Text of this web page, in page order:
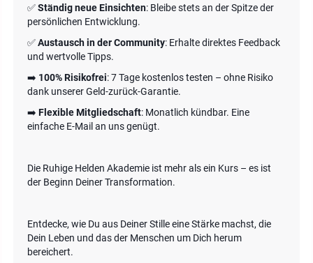
✅Ständig neue Einsichten: Bleibe stets an der Spitze der
persönlichen Entwicklung.
✅Austausch in der Community: Erhalte direktes Feedback
und wertvolle Tipps.
➡️ 100% Risikofrei: 7 Tage kostenlos testen – ohne Risiko
dank unserer Geld-zurück-Garantie.
➡️ Flexible Mitgliedschaft: Monatlich kündbar. Eine
einfache E-Mail an uns genügt.
Die Ruhige Helden Akademie ist mehr als ein Kurs – es ist
der Beginn Deiner Transformation.
Entdecke, wie Du aus Deiner Stille eine Stärke machst, die
Dein Leben und das der Menschen um Dich herum
bereichert.